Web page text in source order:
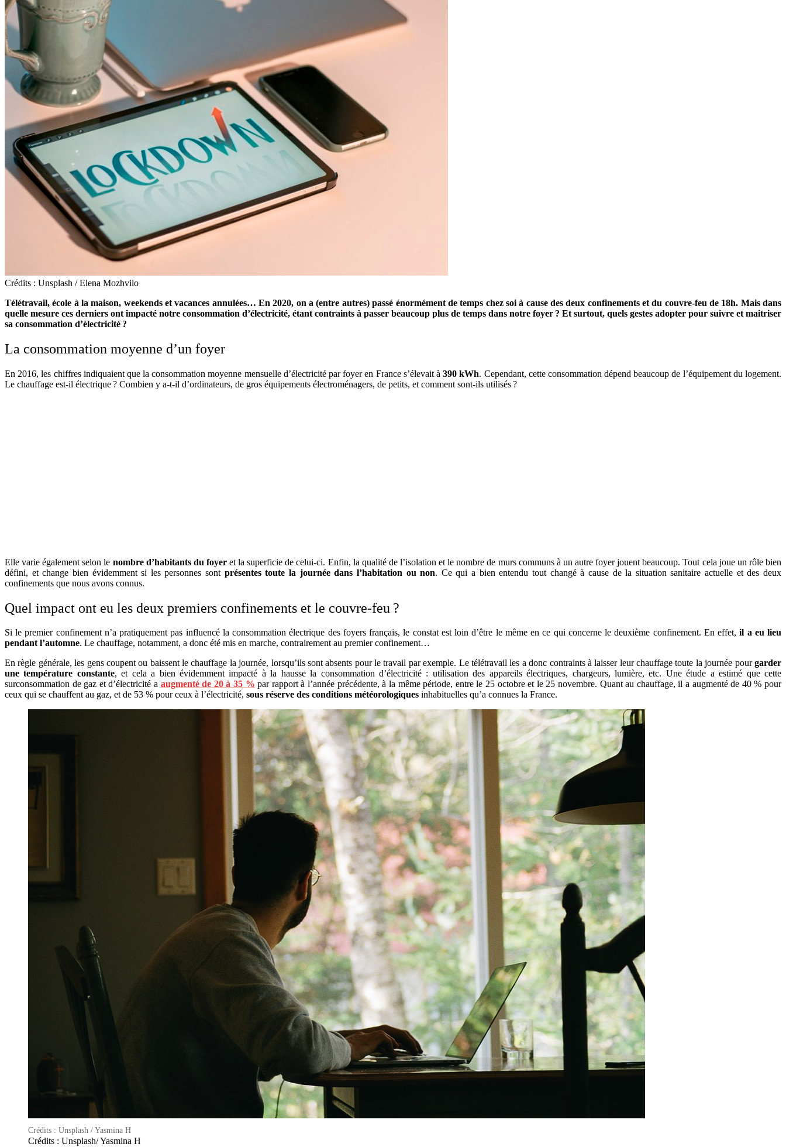
Crédits : Unsplash / Elena Mozhvilo
Télétravail, école à la maison, weekends et vacances annulées… En 2020, on a (entre autres) passé énormément de temps chez soi à cause des deux confinements et du couvre-feu de 18h. Mais dans
quelle mesure ces derniers ont impacté notre consommation d’électricité, étant contraints à passer beaucoup plus de temps dans notre foyer ? Et surtout, quels gestes adopter pour suivre et maitriser
sa consommation d’électricité ?
La consommation moyenne d’un foyer
En 2016, les chiffres indiquaient que la consommation moyenne mensuelle d’électricité par foyer en France s’élevait à390 kWh. Cependant, cette consommation dépend beaucoup de l’équipement du logement.
Le chauffage est-il électrique ? Combien y a-t-il d’ordinateurs, de gros équipements électroménagers, de petits, et comment sont-ils utilisés ?
Elle varie également selon le nombre d’habitants du foyeret la superficie de celui-ci. Enfin, la qualité de l’isolation et le nombre de murs communs à un autre foyer jouent beaucoup. Tout cela joue un rôle bien
défini, et change bien évidemment si les personnes sont présentes toute la journée dans l’habitation ou non. Ce qui a bien entendu tout changé à cause de la situation sanitaire actuelle et des deux
confinements que nous avons connus.
Quel impact ont eu les deux premiers confinements et le couvre-feu ?
Si le premier confinement n’a pratiquement pas influencé la consommation électrique des foyers français, le constat est loin d’être le même en ce qui concerne le deuxième confinement. En effet,il a eu lieu
pendant l’automne. Le chauffage, notamment, a donc été mis en marche, contrairement au premier confinement…
En règle générale, les gens coupent ou baissent le chauffage la journée, lorsqu’ils sont absents pour le travail par exemple. Le télétravail les a donc contraints à laisser leur chauffage toute la journée pourgarder
une température constante, et cela a bien évidemment impacté à la hausse la consommation d’électricité : utilisation des appareils électriques, chargeurs, lumière, etc. Une étude a estimé que cette
surconsommation de gaz et d’électricité a augmenté de 20 à 35 % par rapport à l’année précédente, à la même période, entre le 25 octobre et le 25 novembre. Quant au chauffage, il a augmenté de 40 % pour
ceux qui se chauffent au gaz, et de 53 % pour ceux à l’électricité, sous réserve des conditions météorologiques inhabituelles qu’a connues la France.
Crédits : Unsplash / Yasmina H
Crédits : Unsplash/ Yasmina H